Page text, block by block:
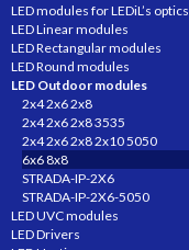
LED modules for LEDiL’s optics
LED Linear modules
LED Rectangular modules
LED Round modules
LED Outdoor modules
2x4 2x6 2x8
2x4 2x6 2x8 3535
2x4 2x6 2x8 2x10 5050
6x6 8x8
STRADA-IP-2X6
STRADA-IP-2X6-5050
LED UVC modules
LED Drivers